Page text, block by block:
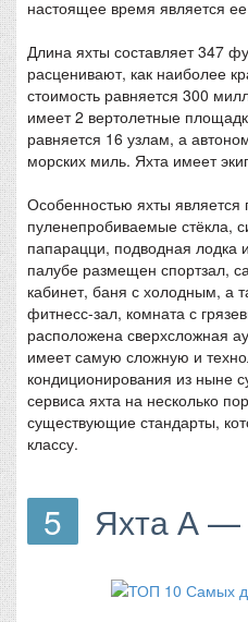
настоящее время является
Длина яхты составляет 347
расценивают, как наиболее
стоимость равняется 300
имеет 2 вертолетные
равняется 16 узлам, а
морских миль. Яхта имеет
Особенностью яхты является
пуленепробиваемые стёкла,
папарацци, подводная лодка
палубе размещен спортзал,
кабинет, баня с холодным, а
фитнесс-зал, комната с
расположена сверхсложная
имеет самую сложную и
кондиционирования из ныне
сервиса яхта на несколько
существующие стандарты,
классу.
5 Яхта А —